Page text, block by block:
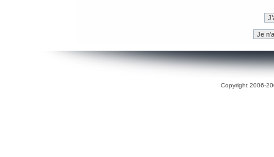
Copyright 2006-